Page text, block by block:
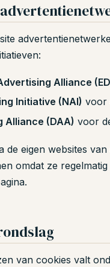
Alliance
Initiative (NAI) voor
Alliance (DAA) voor
de eigen websites
omdat ze
van cookies valt